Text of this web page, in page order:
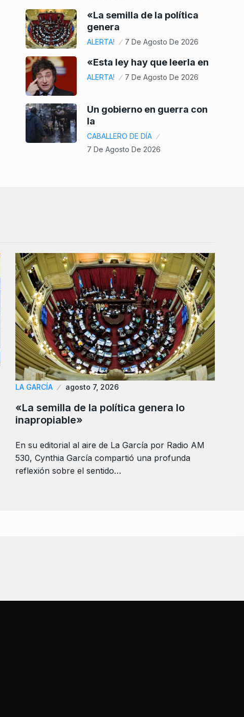
«La semilla de la política
genera
ALERTA! 7 De Agosto De 2026
«Esta ley hay que leerla en
ALERTA! 7 De Agosto De 2026
Un gobierno en guerra con
la
CABALLERO DE DÍA
7 De Agosto De 2026
LA GARCÍA agosto 7, 2026
«La semilla de la política genera lo
inapropiable»
En su editorial al aire de La García por Radio AM
530, Cynthia García compartió una profunda
reflexión sobre el sentido…